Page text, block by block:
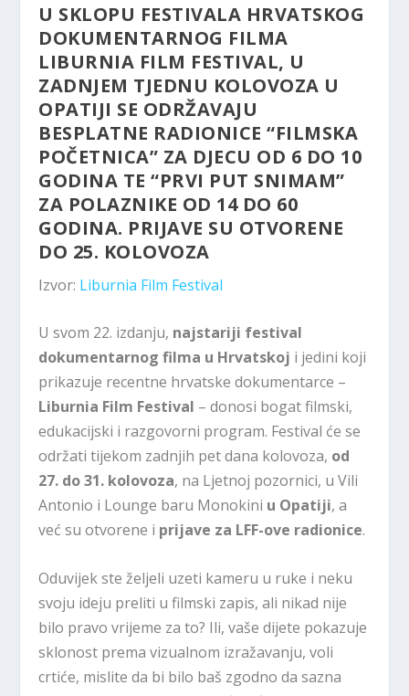
U SKLOPU FESTIVALA HRVATSKOG
DOKUMENTARNOG FILMA
LIBURNIA FILM FESTIVAL, U
ZADNJEM TJEDNU KOLOVOZA U
OPATIJI SE ODRŽAVAJU
BESPLATNE RADIONICE “FILMSKA
POČETNICA” ZA DJECU OD 6 DO 10
GODINA TE “PRVI PUT SNIMAM”
ZA POLAZNIKE OD 14 DO 60
GODINA. PRIJAVE SU OTVORENE
DO 25. KOLOVOZA
Izvor: Liburnia Film Festival
U svom 22. izdanju, najstariji festival
dokumentarnog filma u Hrvatskoj i jedini koji
prikazuje recentne hrvatske dokumentarce –
Liburnia Film Festival – donosi bogat filmski,
edukacijski i razgovorni program. Festival će se
održati tijekom zadnjih pet dana kolovoza, od
27. do 31. kolovoza, na Ljetnoj pozornici, u Vili
Antonio i Lounge baru Monokini u Opatiji, a
već su otvorene i prijave za LFF-ove radionice.
Oduvijek ste željeli uzeti kameru u ruke i neku
svoju ideju preliti u filmski zapis, ali nikad nije
bilo pravo vrijeme za to? Ili, vaše dijete pokazuje
sklonost prema vizualnom izražavanju, voli
crtiće, mislite da bi bilo baš zgodno da sazna